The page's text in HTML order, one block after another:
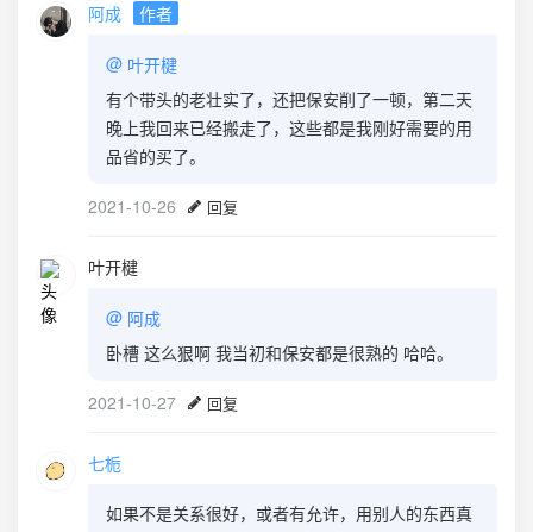
阿成 作者
@ 叶开楗
有个带头的老壮实了，还把保安削了一顿，第二天
晚上我回来已经搬走了，这些都是我刚好需要的用
品省的买了。
2021-10-26 回复
叶开楗
@ 阿成
卧槽 这么狠啊 我当初和保安都是很熟的 哈哈。
2021-10-27 回复
七栀
如果不是关系很好，或者有允许，用别人的东西真